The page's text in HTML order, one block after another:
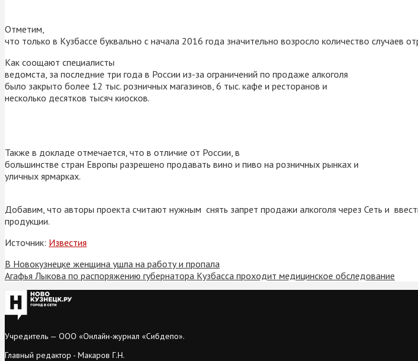
Отметим,
что только в Кузбассе буквально с начала 2016 года значительно возросло количество случаев
Как соощают специалисты
ведомста, за последние три года в России из-за ограничений по продаже алкоголя
было закрыто более 12 тыс. розничных магазинов, 6 тыс. кафе и ресторанов и
несколько десятков тысяч киосков.
Также в докладе отмечается, что в отличие от России, в
большинстве стран Европы разрешено продавать вино и пиво на розничных рынках и
уличных ярмарках.
Добавим, что авторы проекта считают нужным снять запрет продажи алкоголя через Сеть и
продукции.
Источник: Известия
В Новокузнецке женщина ушла на работу и пропала
Агафья Лыкова по распоряжению губернатора Кузбасса проходит медицинское обследование
Учредитель — ООО «Онлайн-журнал «Сибдепо».
Главный редактор - Макаров Г.Н.